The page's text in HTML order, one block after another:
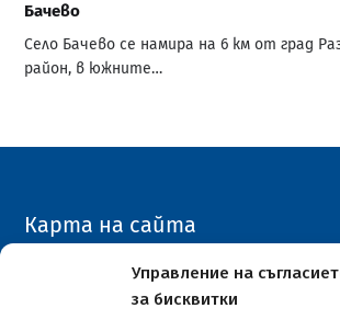
Управление на
за бисквитки
Бачево
Село Бачево се намира на 6 км от град
район, в южните…
Карта на сайта
Архивен сайт